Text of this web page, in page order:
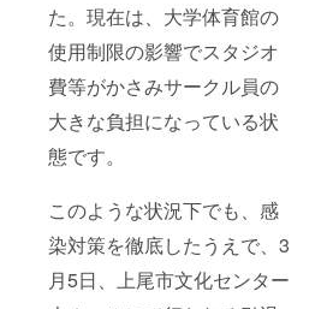
た。現在は、大学体育館の
使用制限の影響でスタジオ
費等がかさみサークル員の
大きな負担になっている状
態です。
このような状況下でも、感
染対策を徹底したうえで、3
月5日、上尾市文化センター